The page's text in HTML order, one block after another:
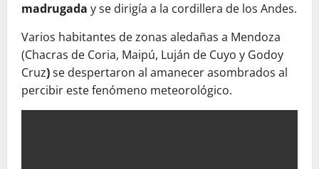
madrugada y se dirigía a la cordillera de los Andes.
Varios habitantes de zonas aledañas a Mendoza
(Chacras de Coria, Maipú, Luján de Cuyo y Godoy
Cruz)se despertaron al amanecer asombrados al
percibir este fenómeno meteorológico.